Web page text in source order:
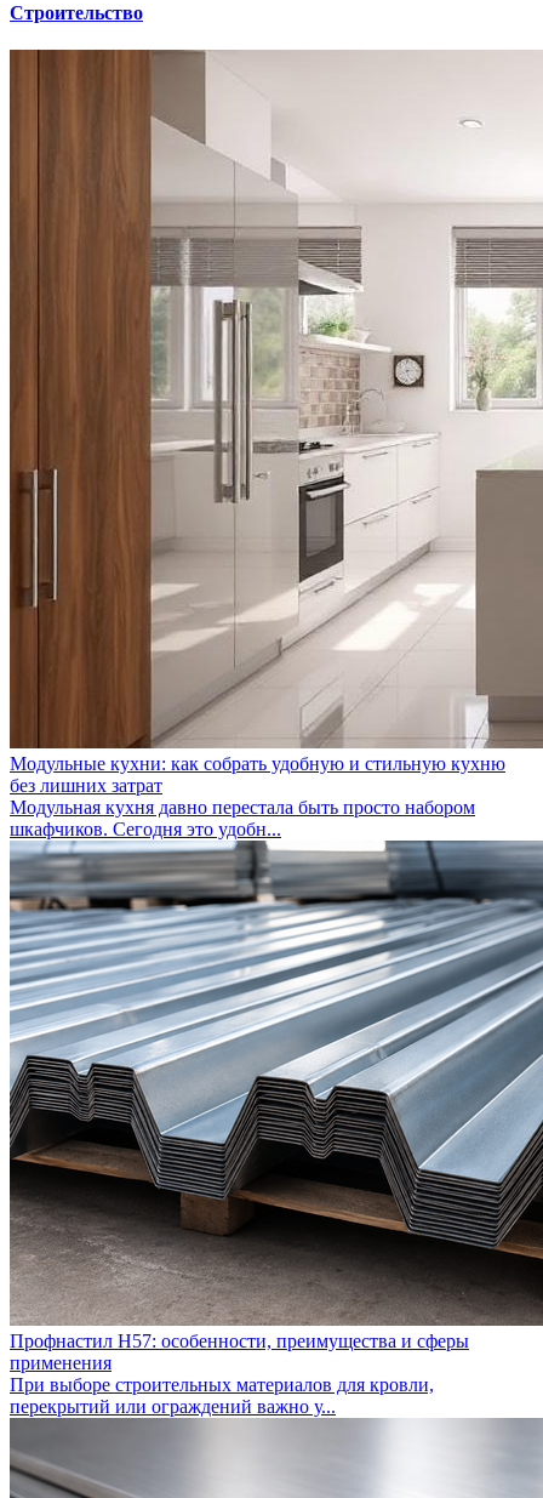
Строительство
Модульные кухни: как собрать удобную и стильную кухню
без лишних затрат
Модульная кухня давно перестала быть просто набором
шкафчиков. Сегодня это удобн...
Профнастил Н57: особенности, преимущества и сферы
применения
При выборе строительных материалов для кровли,
перекрытий или ограждений важно у...